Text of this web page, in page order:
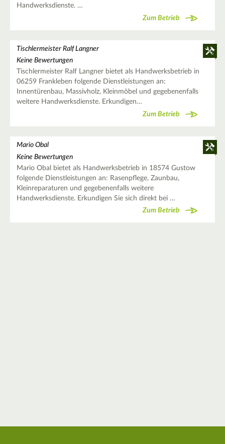
Handwerksdienste. …
Zum Betrieb
Tischlermeister Ralf Langner
Keine Bewertungen
Tischlermeister Ralf Langner bietet als Handwerksbetrieb in
06259 Frankleben folgende Dienstleistungen an:
Innentürenbau, Massivholz, Kleinmöbel und gegebenenfalls
weitere Handwerksdienste. Erkundigen…
Zum Betrieb
Mario Obal
Keine Bewertungen
Mario Obal bietet als Handwerksbetrieb in 18574 Gustow
folgende Dienstleistungen an: Rasenpflege, Zaunbau,
Kleinreparaturen und gegebenenfalls weitere
Handwerksdienste. Erkundigen Sie sich direkt bei …
Zum Betrieb